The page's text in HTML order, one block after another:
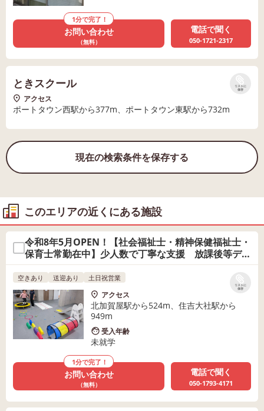
1分で完了！
お問い合わせ
（無料）
電話で聞く
050-1721-2317
リストに
保存
ときスクール
アクセス
ポートタウン西駅から377m、ポートタウン東駅から732m
現在の検索条件を保存する
このエリアの近くにある施設
令和8年5月OPEN！【社会福祉士・精神保健福祉士・
保育士常勤在中】少人数で丁寧な支援 放課後等デイ
サービスOhana
リストに
保存
空きあり 送迎あり 土日祝営業
アクセス
北加賀屋駅から524m、住吉大社駅から
949m
受入年齢
未就学
1分で完了！
お問い合わせ
（無料）
電話で聞く
050-1793-4171